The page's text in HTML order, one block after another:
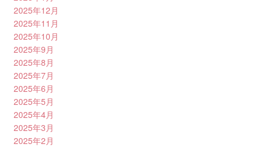
2025年12月
2025年11月
2025年10月
2025年9月
2025年8月
2025年7月
2025年6月
2025年5月
2025年4月
2025年3月
2025年2月